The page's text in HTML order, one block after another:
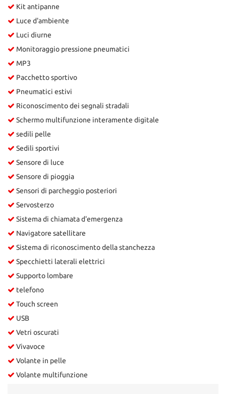
Kit antipanne
Luce d'ambiente
Luci diurne
Monitoraggio pressione pneumatici
MP3
Pacchetto sportivo
Pneumatici estivi
Riconoscimento dei segnali stradali
Schermo multifunzione interamente digitale
sedili pelle
Sedili sportivi
Sensore di luce
Sensore di pioggia
Sensori di parcheggio posteriori
Servosterzo
Sistema di chiamata d'emergenza
Navigatore satellitare
Sistema di riconoscimento della stanchezza
Specchietti laterali elettrici
Supporto lombare
telefono
Touch screen
USB
Vetri oscurati
Vivavoce
Volante in pelle
Volante multifunzione